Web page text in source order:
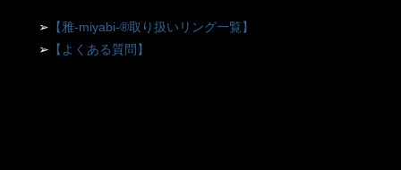
➢ 【雅-miyabi-®取り扱いリング一覧】
➢ 【よくある質問】